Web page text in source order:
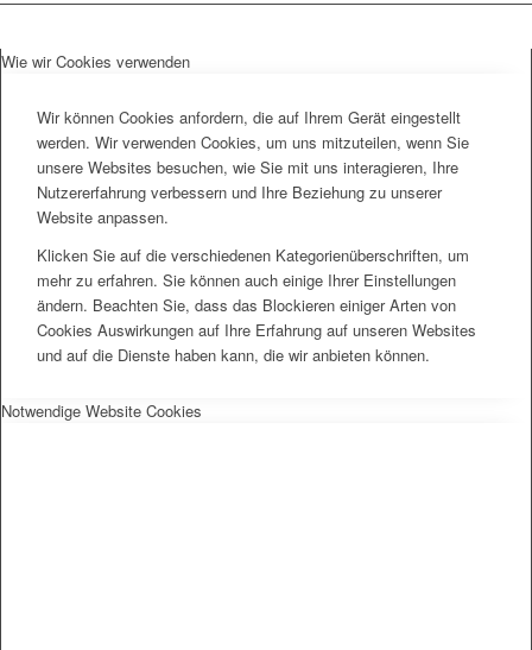
Wie wir Cookies verwenden
Wir können Cookies anfordern, die auf Ihrem Gerät eingestellt
werden. Wir verwenden Cookies, um uns mitzuteilen, wenn Sie
unsere Websites besuchen, wie Sie mit uns interagieren, Ihre
Nutzererfahrung verbessern und Ihre Beziehung zu unserer
Website anpassen.
Klicken Sie auf die verschiedenen Kategorienüberschriften, um
mehr zu erfahren. Sie können auch einige Ihrer Einstellungen
ändern. Beachten Sie, dass das Blockieren einiger Arten von
Cookies Auswirkungen auf Ihre Erfahrung auf unseren Websites
und auf die Dienste haben kann, die wir anbieten können.
Notwendige Website Cookies